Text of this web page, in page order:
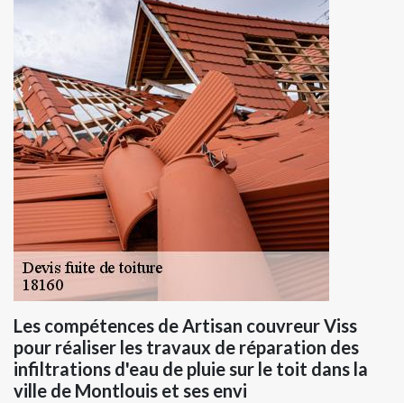
Les compétences de Artisan couvreur Viss
pour réaliser les travaux de réparation des
infiltrations d'eau de pluie sur le toit dans la
ville de Montlouis et ses envi